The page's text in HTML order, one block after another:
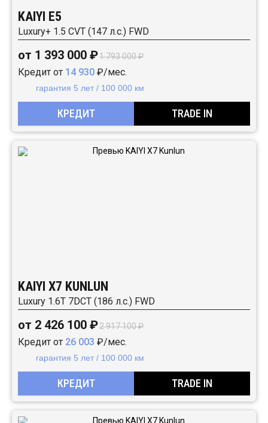
KAIYI E5
Luxury+ 1.5 CVT (147 л.с.) FWD
от 1 393 000 ₽1 793 000 ₽
Кредит от 14 930 ₽/мес.
гарантия 5 лет / 100 000 км
КРЕДИТ TRADE IN
KAIYI X7 KUNLUN
Luxury 1.6T 7DCT (186 л.с.) FWD
от 2 426 100 ₽2 917 100 ₽
Кредит от 26 003 ₽/мес.
гарантия 5 лет / 100 000 км
КРЕДИТ TRADE IN